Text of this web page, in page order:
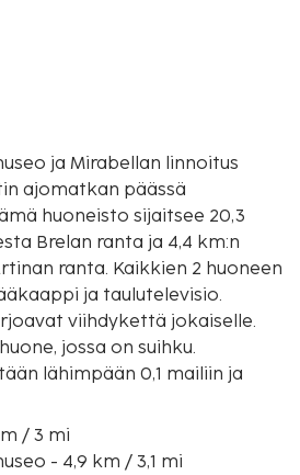
ja Mirabellan linnoitus
ajomatkan päässä
Brelan ranta ja 4,4 km:n
ranta. Kaikkien 2 huoneen
ja taulutelevisio.
viihdykettä jokaiselle.
jossa on suihku.
lähimpään 0,1 mailiin ja
/ 3 mi
- 4,9 km / 3,1 mi